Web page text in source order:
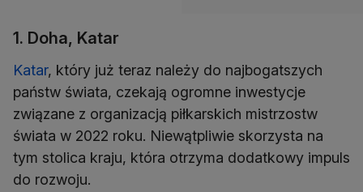
1. Doha, Katar
Katar, który już teraz należy do najbogatszych
państw świata, czekają ogromne inwestycje
związane z organizacją piłkarskich mistrzostw
świata w 2022 roku. Niewątpliwie skorzysta na
tym stolica kraju, która otrzyma dodatkowy impuls
do rozwoju.